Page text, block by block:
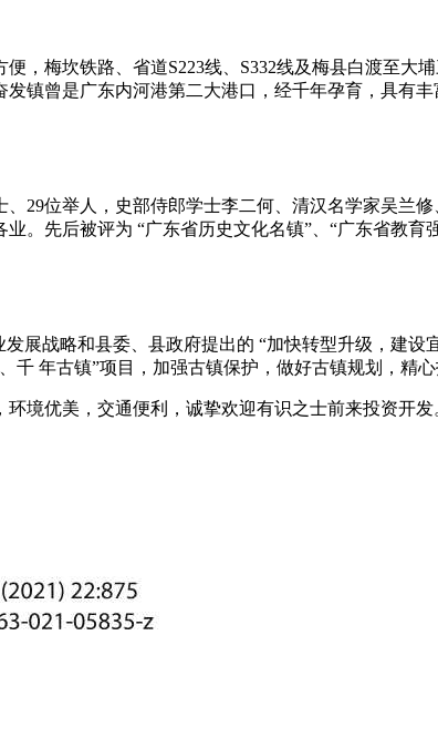
，梅坎铁路、省道S223线、S332线及梅县白渡至大
镇曾是广东内河港第二大港口，经千年孕育，具有
29位举人，史部侍郎学士李二何、清汉名学家吴兰
。先后被评为 “广东省历史文化名镇”、“广东省教
展战略和县委、县政府提出的 “加快转型升级，建
年古镇”项目，加强古镇保护，做好古镇规划，精
境优美，交通便利，诚挚欢迎有识之士前来投资开发